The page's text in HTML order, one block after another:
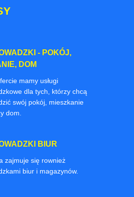
- POKÓJ,
DOM
mamy usługi
dla tych, którzy chcą
swój pokój, mieszkanie
dom.
BIUR
zajmuje się rownież
biur i magazynów.